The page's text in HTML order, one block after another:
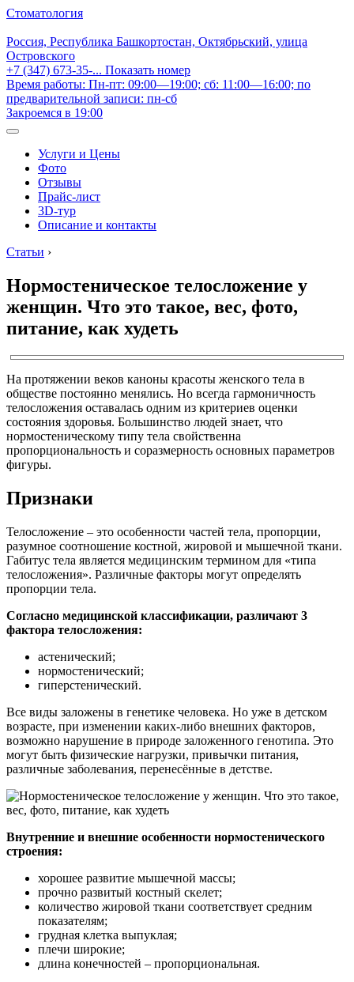
Стоматология
Россия, Республика Башкортостан, Октябрьский, улица
Островского
+7 (347) 673-35-... Показать номер
Время работы: Пн-пт: 09:00—19:00; сб: 11:00—16:00; по
предварительной записи: пн-сб
Закроемся в 19:00
Услуги и Цены
Фото
Отзывы
Прайс-лист
3D-тур
Описание и контакты
Статьи ›
Нормостеническое телосложение у
женщин. Что это такое, вес, фото,
питание, как худеть
На протяжении веков каноны красоты женского тела в
обществе постоянно менялись. Но всегда гармоничность
телосложения оставалась одним из критериев оценки
состояния здоровья. Большинство людей знает, что
нормостеническому типу тела свойственна
пропорциональность и соразмерность основных параметров
фигуры.
Признаки
Телосложение – это особенности частей тела, пропорции,
разумное соотношение костной, жировой и мышечной ткани.
Габитус тела является медицинским термином для «типа
телосложения». Различные факторы могут определять
пропорции тела.
Согласно медицинской классификации, различают 3
фактора телосложения:
астенический;
нормостенический;
гиперстенический.
Все виды заложены в генетике человека. Но уже в детском
возрасте, при изменении каких-либо внешних факторов,
возможно нарушение в природе заложенного генотипа. Это
могут быть физические нагрузки, привычки питания,
различные заболевания, перенесённые в детстве.
Внутренние и внешние особенности нормостенического
строения:
хорошее развитие мышечной массы;
прочно развитый костный скелет;
количество жировой ткани соответствует средним
показателям;
грудная клетка выпуклая;
плечи широкие;
длина конечностей – пропорциональная.